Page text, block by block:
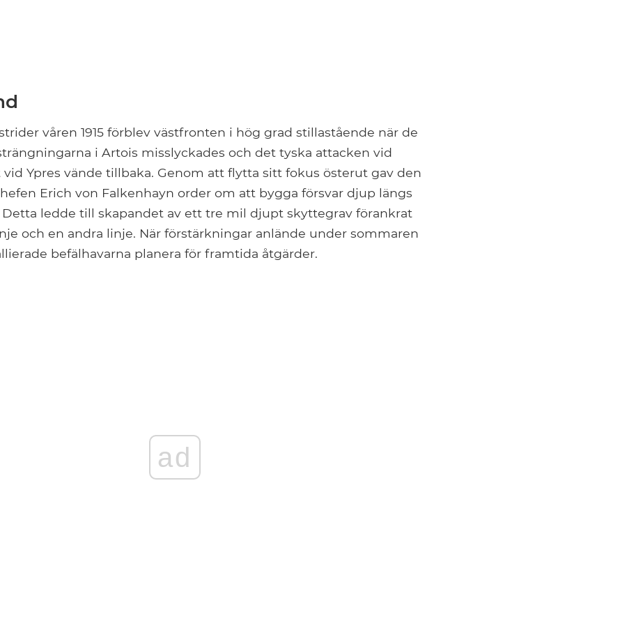
våren 1915 förblev västfronten i hög grad stillastående när de
i Artois misslyckades och det tyska attacken vid
vid Ypres vände tillbaka. Genom att flytta sitt fokus österut gav den
Erich von Falkenhayn order om att bygga försvar djup längs
ledde till skapandet av ett tre mil djupt skyttegrav förankrat
och en andra linje. När förstärkningar anlände under sommaren
befälhavarna planera för framtida åtgärder.
ad